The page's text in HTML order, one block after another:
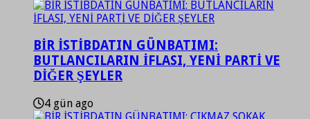
BİR İSTİBDATIN GÜNBATIMI:
BUTLANCILARIN İFLASI, YENİ PARTİ VE
DİĞER ŞEYLER
4 gün ago